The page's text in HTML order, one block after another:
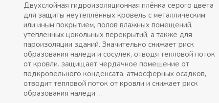
Двухслойная гидроизоляционная плёнка серого цвета
для защиты неутеплённых кровель с металлическим
или иным покрытием, полов влажных помещений,
утеплённых цокольных перекрытий, а также для
пароизоляции зданий. Значительно снижает риск
образования наледи и сосулек, отводя тепловой поток
от кровли. защищает чердачное помещение от
подкровельного конденсата, атмосферных осадков,
отводит тепловой поток от кровли и снижает риск
образования наледи …